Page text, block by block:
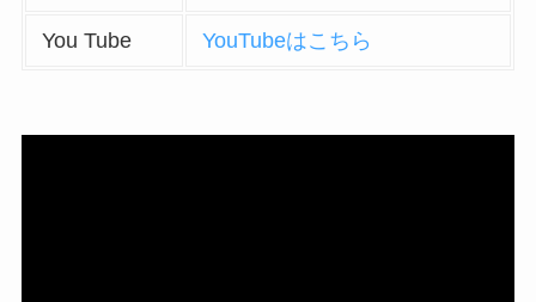
You Tube YouTubeはこちら